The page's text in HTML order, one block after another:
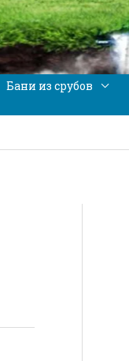
Бани из срубов